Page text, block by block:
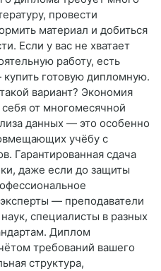
провести
материал и добиться
Если у вас не хватает
работу, есть
готовую дипломную.
вариант? Экономия
от многомесячной
данных — это особенно
учёбу с
Гарантированная сдача
даже если до защиты
— преподаватели
специалисты в разных
Диплом
требований вашего
структура,